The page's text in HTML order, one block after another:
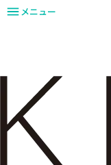
メニュー